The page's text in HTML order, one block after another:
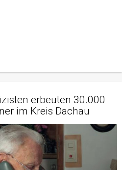
erbeuten 30.000
im Kreis Dachau